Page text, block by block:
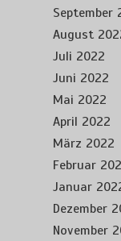
September
August
Juli 2022
Juni 2022
Mai 2022
April 2022
März 2022
Februar
Januar
Dezember
November